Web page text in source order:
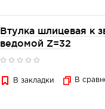
Втулка шлицевая к
ведомой Z=32
В закладки В